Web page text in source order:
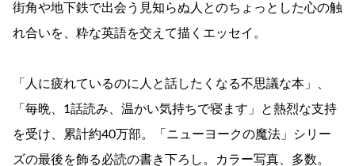
街角や地下鉄で出会う見知らぬ人とのちょっとした心の触
れ合いを、粋な英語を交えて描くエッセイ。
「人に疲れているのに人と話したくなる不思議な本」、
「毎晩、1話読み、温かい気持ちで寝ます」と熱烈な支持
を受け、累計約40万部。「ニューヨークの魔法」シリー
ズの最後を飾る必読の書き下ろし。カラー写真、多数。